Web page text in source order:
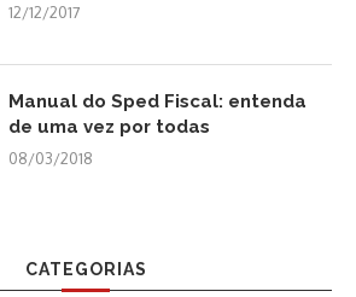
12/12/2017
Manual do Sped Fiscal: entenda
de uma vez por todas
08/03/2018
CATEGORIAS